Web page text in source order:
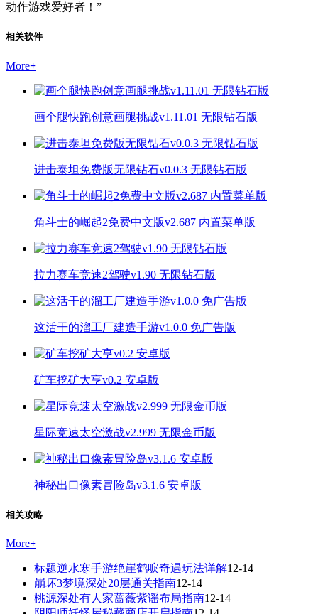
动作游戏爱好者！”
相关软件
More+
画个腿快跑创意画腿挑战v1.11.01 无限钻石版
进击泰坦免费版无限钻石v0.0.3 无限钻石版
角斗士的崛起2免费中文版v2.687 内置菜单版
拉力赛车竞速2驾驶v1.90 无限钻石版
这活干的溜工厂建造手游v1.0.0 免广告版
矿车挖矿大亨v0.2 安卓版
星际竞速太空激战v2.999 无限金币版
神秘出口像素冒险岛v3.1.6 安卓版
相关攻略
More+
标题逆水寒手游绝崖鹤唳奇遇玩法详解12-14
崩坏3梦境深处20层通关指南12-14
桃源深处有人家蔷薇紫谣布局指南12-14